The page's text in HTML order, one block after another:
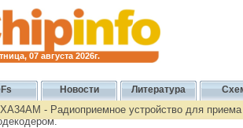
07 августа 2026г.
Новости Литература
- Радиоприемное устройство для приема